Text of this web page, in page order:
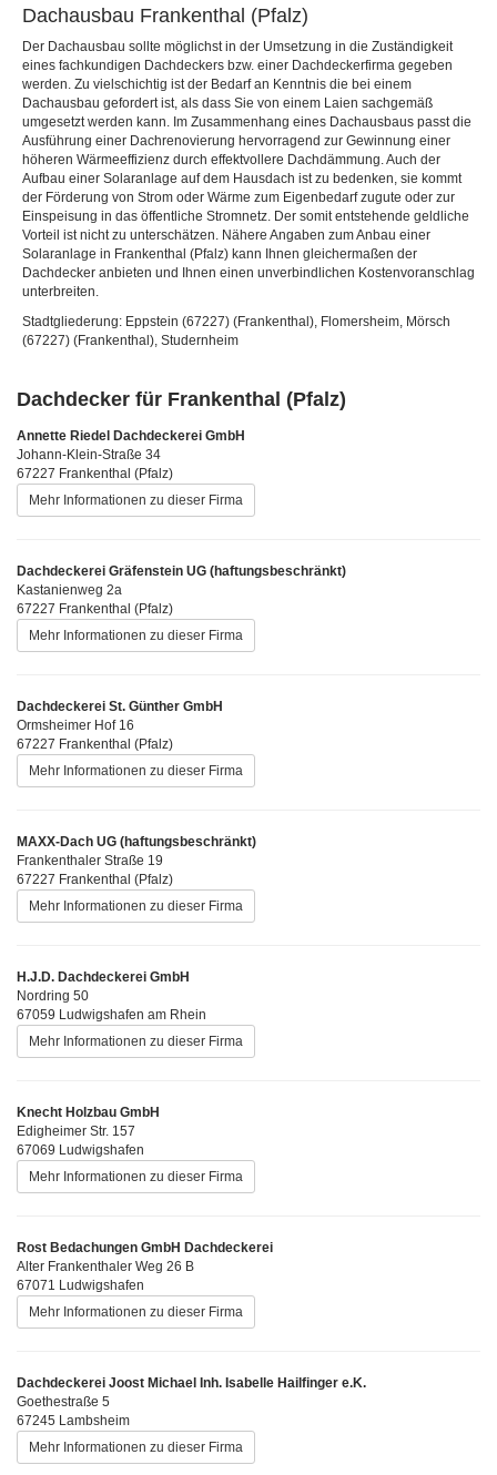
Dachausbau Frankenthal (Pfalz)
Der Dachausbau sollte möglichst in der Umsetzung in die Zuständigkeit
eines fachkundigen Dachdeckers bzw. einer Dachdeckerfirma gegeben
werden. Zu vielschichtig ist der Bedarf an Kenntnis die bei einem
Dachausbau gefordert ist, als dass Sie von einem Laien sachgemäß
umgesetzt werden kann. Im Zusammenhang eines Dachausbaus passt die
Ausführung einer Dachrenovierung hervorragend zur Gewinnung einer
höheren Wärmeeffizienz durch effektvollere Dachdämmung. Auch der
Aufbau einer Solaranlage auf dem Hausdach ist zu bedenken, sie kommt
der Förderung von Strom oder Wärme zum Eigenbedarf zugute oder zur
Einspeisung in das öffentliche Stromnetz. Der somit entstehende geldliche
Vorteil ist nicht zu unterschätzen. Nähere Angaben zum Anbau einer
Solaranlage in Frankenthal (Pfalz) kann Ihnen gleichermaßen der
Dachdecker anbieten und Ihnen einen unverbindlichen Kostenvoranschlag
unterbreiten.
Stadtgliederung: Eppstein (67227) (Frankenthal), Flomersheim, Mörsch
(67227) (Frankenthal), Studernheim
Dachdecker für Frankenthal (Pfalz)
Annette Riedel Dachdeckerei GmbH
Johann-Klein-Straße 34
67227 Frankenthal (Pfalz)
Mehr Informationen zu dieser Firma
Dachdeckerei Gräfenstein UG (haftungsbeschränkt)
Kastanienweg 2a
67227 Frankenthal (Pfalz)
Mehr Informationen zu dieser Firma
Dachdeckerei St. Günther GmbH
Ormsheimer Hof 16
67227 Frankenthal (Pfalz)
Mehr Informationen zu dieser Firma
MAXX-Dach UG (haftungsbeschränkt)
Frankenthaler Straße 19
67227 Frankenthal (Pfalz)
Mehr Informationen zu dieser Firma
H.J.D. Dachdeckerei GmbH
Nordring 50
67059 Ludwigshafen am Rhein
Mehr Informationen zu dieser Firma
Knecht Holzbau GmbH
Edigheimer Str. 157
67069 Ludwigshafen
Mehr Informationen zu dieser Firma
Rost Bedachungen GmbH Dachdeckerei
Alter Frankenthaler Weg 26 B
67071 Ludwigshafen
Mehr Informationen zu dieser Firma
Dachdeckerei Joost Michael Inh. Isabelle Hailfinger e.K.
Goethestraße 5
67245 Lambsheim
Mehr Informationen zu dieser Firma